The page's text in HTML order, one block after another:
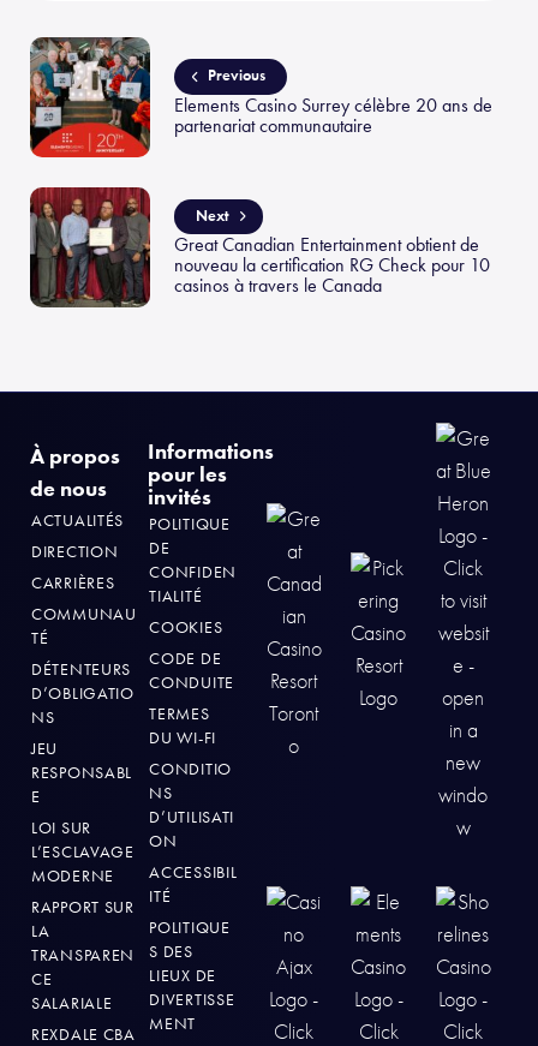
b
o
ok
Previous
Elements Casino Surrey célèbre 20 ans de
partenariat communautaire
Next
Great Canadian Entertainment obtient de
nouveau la certification RG Check pour 10
casinos à travers le Canada
À propos
de nous
ACTUALITÉS
DIRECTION
CARRIÈRES
COMMUNAU
TÉ
DÉTENTEURS
D’OBLIGATIO
NS
JEU
RESPONSABL
E
LOI SUR
L’ESCLAVAGE
MODERNE
RAPPORT SUR
LA
TRANSPAREN
CE
SALARIALE
REXDALE CBA
Informations
pour les
invités
POLITIQUE
DE
CONFIDEN
TIALITÉ
COOKIES
CODE DE
CONDUITE
TERMES
DU WI-FI
CONDITIO
NS
D’UTILISATI
ON
ACCESSIBIL
ITÉ
POLITIQUE
S DES
LIEUX DE
DIVERTISSE
MENT